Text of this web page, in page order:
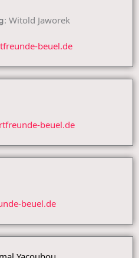
: Witold Jaworek
beuel.de
beuel.de
beuel.de